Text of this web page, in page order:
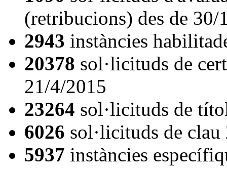
(retribucions) des de 30/
2943 instàncies
20378 sol·licituds de
21/4/2015
23264 sol·licituds de
6026 sol·licituds de
5937 instàncies